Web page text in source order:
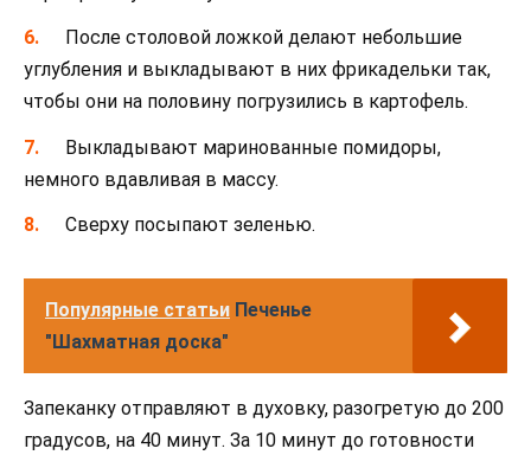
После столовой ложкой делают небольшие
углубления и выкладывают в них фрикадельки так,
чтобы они на половину погрузились в картофель.
Выкладывают маринованные помидоры,
немного вдавливая в массу.
Сверху посыпают зеленью.
Популярные статьи Печенье
"Шахматная доска"
Запеканку отправляют в духовку, разогретую до 200
градусов, на 40 минут. За 10 минут до готовности